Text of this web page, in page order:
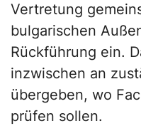
Vertretung
bulgarischen
Rückführung ein.
inzwischen an
übergeben, wo
prüfen sollen.